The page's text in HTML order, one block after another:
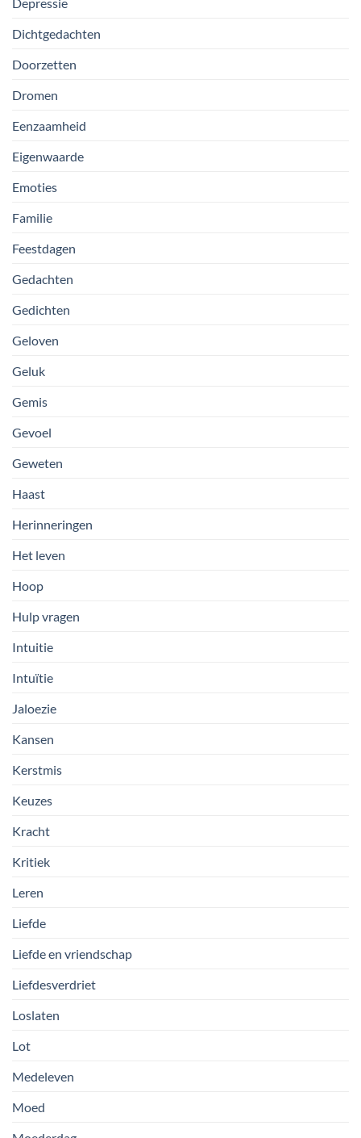
Dichtgedachten
Doorzetten
Dromen
Eenzaamheid
Eigenwaarde
Emoties
Familie
Feestdagen
Gedachten
Gedichten
Geloven
Geluk
Gemis
Gevoel
Geweten
Haast
Herinneringen
Het leven
Hoop
Hulp vragen
Intuitie
Intuïtie
Jaloezie
Kansen
Kerstmis
Keuzes
Kracht
Kritiek
Leren
Liefde
Liefde en vriendschap
Liefdesverdriet
Loslaten
Lot
Medeleven
Moed